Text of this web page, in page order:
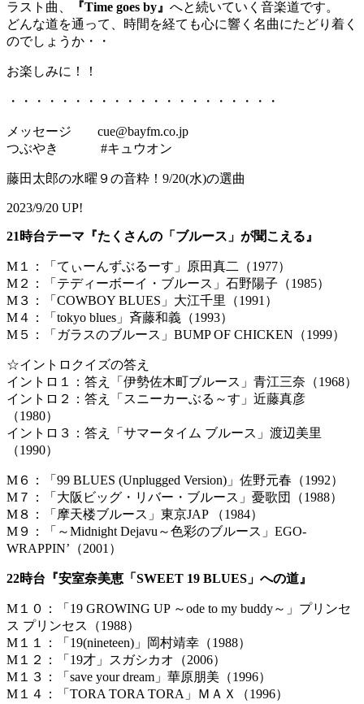
ラスト曲、 『Time goes by』 へと続いていく音楽道です。
どんな道を通って、時間を経ても心に響く名曲にたどり着く
のでしょうか・・
お楽しみに！！
・・・・・・・・・・・・・・・・・・・・・
メッセージ cue@bayfm.co.jp
つぶやき #キュウオン
藤田太郎の水曜９の音粋！9/20(水)の選曲
2023/9/20 UP!
21時台テーマ『たくさんの「ブルース」が聞こえる』
M１：「てぃーんずぶるーす」原田真二（1977）
M２：「テディーボーイ・ブルース」石野陽子（1985）
M３：「COWBOY BLUES」大江千里（1991）
M４：「tokyo blues」斉藤和義（1993）
M５：「ガラスのブルース」BUMP OF CHICKEN（1999）
☆イントロクイズの答え
イントロ１：答え「伊勢佐木町ブルース」青江三奈（1968）
イントロ２：答え「スニーカーぶる～す」近藤真彦
（1980）
イントロ３：答え「サマータイム ブルース」渡辺美里
（1990）
M６：「99 BLUES (Unplugged Version)」佐野元春（1992）
M７：「大阪ビッグ・リバー・ブルース」憂歌団（1988）
M８：「摩天楼ブルース」東京JAP （1984）
M９：「～Midnight Dejavu～色彩のブルース」EGO-
WRAPPIN’（2001）
22時台『安室奈美恵「SWEET 19 BLUES」への道』
M１０：「19 GROWING UP ～ode to my buddy～」プリンセ
ス プリンセス（1988）
M１１：「19(nineteen)」岡村靖幸（1988）
M１２：「19才」スガシカオ（2006）
M１３：「save your dream」華原朋美（1996）
M１４：「TORA TORA TORA」ＭＡＸ（1996）